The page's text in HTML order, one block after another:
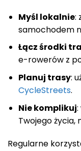
Myśl lokalnie:
samochodem
Łącz środki
e-rowerów z
Planuj trasy:
CycleStreets.
Nie komplikuj
Twojego życia,
Regularne